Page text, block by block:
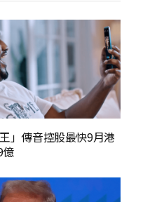
」傳音控股最快9月港
億